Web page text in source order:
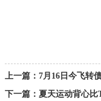
上一篇： 7月16日今飞转
下一篇： 夏天运动背心比